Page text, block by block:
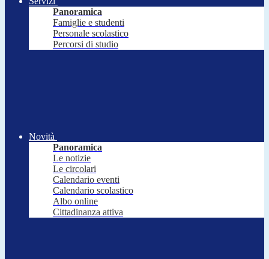
Panoramica
Famiglie e studenti
Personale scolastico
Percorsi di studio
Novità
Panoramica
Le notizie
Le circolari
Calendario eventi
Calendario scolastico
Albo online
Cittadinanza attiva